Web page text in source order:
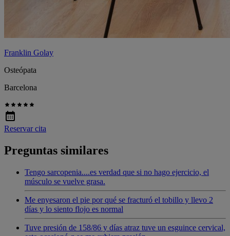
Franklin Golay
Osteópata
Barcelona
Reservar cita
Preguntas similares
Tengo sarcopenia....es verdad que si no hago ejercicio, el
músculo se vuelve grasa.
Me enyesaron el pie por qué se fracturó el tobillo y llevo 2
días y lo siento flojo es normal
Tuve presión de 158/86 y días atraz tuve un esguince cervical,